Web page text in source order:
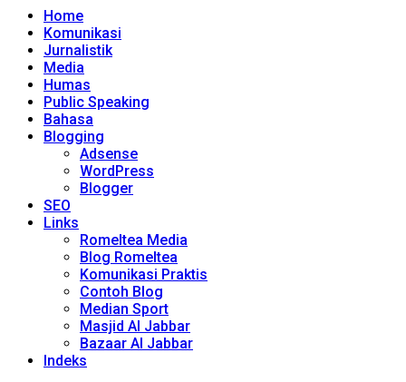
Home
Komunikasi
Jurnalistik
Media
Humas
Public Speaking
Bahasa
Blogging
Adsense
WordPress
Blogger
SEO
Links
Romeltea Media
Blog Romeltea
Komunikasi Praktis
Contoh Blog
Median Sport
Masjid Al Jabbar
Bazaar Al Jabbar
Indeks